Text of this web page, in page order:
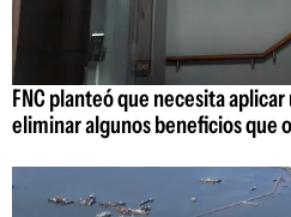
FNC planteó que necesita
eliminar algunos beneficios que